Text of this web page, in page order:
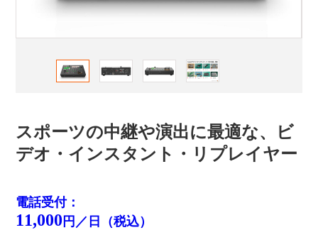
スポーツの中継や演出に最適な、ビ
デオ・インスタント・リプレイヤー
電話受付：
11,000 円／日（税込）